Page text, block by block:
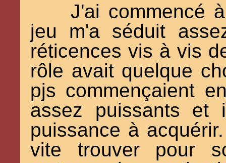
J'ai commencé
jeu m'a séduit
réticences vis à vis
rôle avait quelque
pjs commençaient
assez puissants
puissance à
vite trouver pour